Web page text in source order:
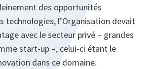
des opportunités
technologies, l’Organisation devait
avec le secteur privé – grandes
start-up –, celui-ci étant le
dans ce domaine.